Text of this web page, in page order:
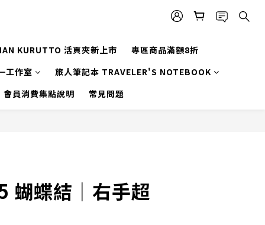
KURUTTO 活頁夾新上市
專區商品滿額8折
工作室
旅人筆記本 TRAVELER'S NOTEBOOK
會員消費集點說明
常見問題
蝴蝶結｜右手超